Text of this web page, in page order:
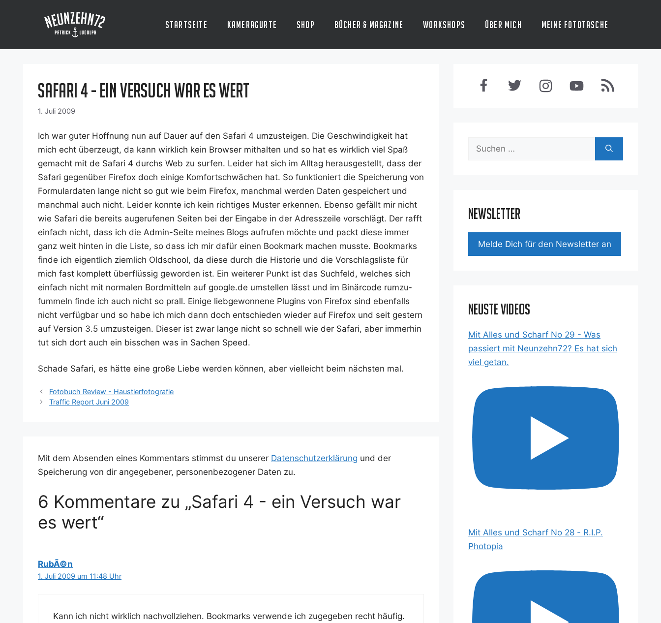
Startseite Kameragurte Shop Bücher & Magazine Workshops Über mich Meine Fototasche
Safari 4 - ein Versuch war es wert
1. Juli 2009
Ich war guter Hoff­nung nun auf Dau­er auf den Safa­ri 4 umzu­stei­gen. Die Geschwin­dig­keit hat
mich echt über­zeugt, da kann wirk­lich kein Brow­ser mit­hal­ten und so hat es wirk­lich viel Spaß
gemacht mit de Safa­ri 4 durchs Web zu sur­fen. Lei­der hat sich im All­tag her­aus­ge­stellt, dass der
Safa­ri gegen­über Fire­fox doch eini­ge Kom­fort­schwä­chen hat. So funk­tio­niert die Spei­che­rung von
For­mu­lar­da­ten lan­ge nicht so gut wie beim Fire­fox, manch­mal wer­den Daten gespei­chert und
manch­mal auch nicht. Lei­der konn­te ich kein rich­ti­ges Mus­ter erken­nen. Eben­so gefällt mir nicht
wie Safa­ri die bereits augeru­fe­nen Sei­ten bei der Ein­ga­be in der Adress­zei­le vor­schlägt. Der rafft
ein­fach nicht, dass ich die Admin-Sei­te mei­nes Blogs auf­ru­fen möch­te und packt die­se immer
ganz weit hin­ten in die Lis­te, so dass ich mir dafür einen Book­mark machen muss­te. Book­marks
fin­de ich eigent­lich ziem­lich Old­school, da die­se durch die His­to­rie und die Vor­schlags­lis­te für
mich fast kom­plett über­flüs­sig gewor­den ist. Ein wei­te­rer Punkt ist das Such­feld, wel­ches sich
ein­fach nicht mit nor­ma­len Bord­mit­teln auf google.de umstel­len lässt und im Binär­code rum­zu­
fum­meln fin­de ich auch nicht so prall. Eini­ge lieb­ge­won­ne­ne Plug­ins von Fire­fox sind eben­falls
nicht ver­füg­bar und so habe ich mich dann doch ent­schie­den wie­der auf Fire­fox und seit ges­tern
auf Ver­si­on 3.5 umzu­stei­gen. Die­ser ist zwar lan­ge nicht so schnell wie der Safa­ri, aber immer­hin
tut sich dort auch ein biss­chen was in Sachen Speed.
Scha­de Safa­ri, es hät­te eine gro­ße Lie­be wer­den kön­nen, aber viel­leicht beim nächs­ten mal.
Fotobuch Review - Haustierfotografie
Traffic Report Juni 2009
Mit dem Absenden eines Kommentars stimmst du unserer Datenschutzerklärung und der
Speicherung von dir angegebener, personenbezogener Daten zu.
6 Kommentare zu „Safari 4 - ein Versuch war
es wert“
RubÃ©n
1. Juli 2009 um 11:48 Uhr
Kann ich nicht wirk­lich nach­voll­zie­hen. Book­marks ver­wen­de ich zuge­ge­ben recht häu­fig.
Suchen
Newsletter
Mel­de Dich für den News­let­ter an
Neuste Videos
Mit Alles und Scharf No 29 - Was
passiert mit Neunzehn72? Es hat sich
viel getan.
Mit Alles und Scharf No 28 - R.I.P.
Photopia